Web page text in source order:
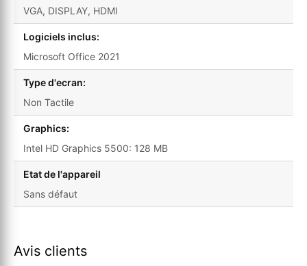
VGA, DISPLAY, HDMI
Logiciels inclus:
Microsoft Office 2021
Type d'ecran:
Non Tactile
Graphics:
Intel HD Graphics 5500: 128 MB
Etat de l'appareil
Sans défaut
Avis clients